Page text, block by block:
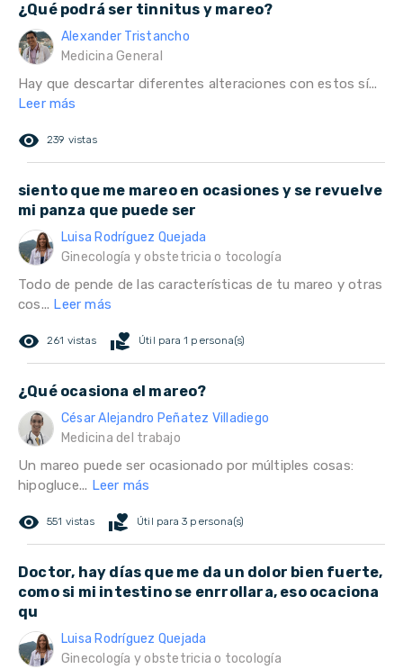
¿Qué podrá ser tinnitus y mareo?
Alexander Tristancho
Medicina General
Hay que descartar diferentes alteraciones con estos sí...
Leer más
remove_red_eye 239 vistas
siento que me mareo en ocasiones y se revuelve
mi panza que puede ser
Luisa Rodríguez Quejada
Ginecología y obstetricia o tocología
Todo de pende de las características de tu mareo y otras
cos... Leer más
remove_red_eye 261 vistas volunteer_activism Útil para 1 persona(s)
¿Qué ocasiona el mareo?
César Alejandro Peñatez Villadiego
Medicina del trabajo
Un mareo puede ser ocasionado por múltiples cosas:
hipogluce... Leer más
remove_red_eye 551 vistas volunteer_activism Útil para 3 persona(s)
Doctor, hay días que me da un dolor bien fuerte,
como si mi intestino se enrrollara, eso ocaciona
qu
Luisa Rodríguez Quejada
Ginecología y obstetricia o tocología